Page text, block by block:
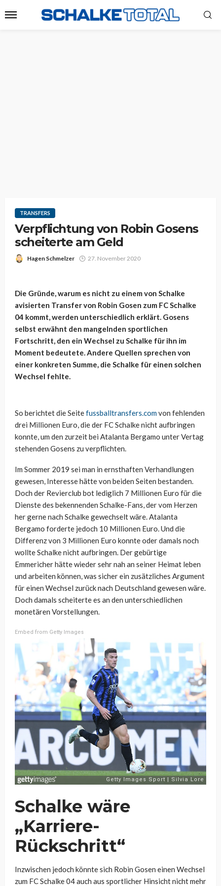
TRANSFERS
Verpflichtung von Robin Gosens
scheiterte am Geld
Hagen Schmelzer 27. November 2020
Die Gründe, warum es nicht zu einem von Schalke
avisierten Transfer von Robin Gosen zum FC Schalke
04 kommt, werden unterschiedlich erklärt. Gosens
selbst erwähnt den mangelnden sportlichen
Fortschritt, den ein Wechsel zu Schalke für ihn im
Moment bedeutete. Andere Quellen sprechen von
einer konkreten Summe, die Schalke für einen solchen
Wechsel fehlte.
So berichtet die Seitefussballtransfers.comvon fehlenden
drei Millionen Euro, die der FC Schalke nicht aufbringen
konnte, um den zurzeit bei Atalanta Bergamo unter Vertag
stehenden Gosens zu verpflichten.
Im Sommer 2019 sei man in ernsthaften Verhandlungen
gewesen, Interesse hätte von beiden Seiten bestanden.
Doch der Revierclub bot lediglich 7 Millionen Euro für die
Dienste des bekennenden Schalke-Fans, der vom Herzen
her gerne nach Schalke gewechselt wäre. Atalanta
Bergamo forderte jedoch 10 Millionen Euro. Und die
Differenz von 3 Millionen Euro konnte oder damals noch
wollte Schalke nicht aufbringen. Der gebürtige
Emmericher hätte wieder sehr nah an seiner Heimat leben
und arbeiten können, was sicher ein zusätzliches Argument
für einen Wechsel zurück nach Deutschland gewesen wäre.
Doch damals scheiterte es an den unterschiedlichen
monetären Vorstellungen.
Embed from Getty Images
Schalke wäre
„Karriere-
Rückschritt“
Inzwischen jedoch könnte sich Robin Gosen einen Wechsel
zum FC Schalke 04 auch aus sportlicher Hinsicht nicht mehr